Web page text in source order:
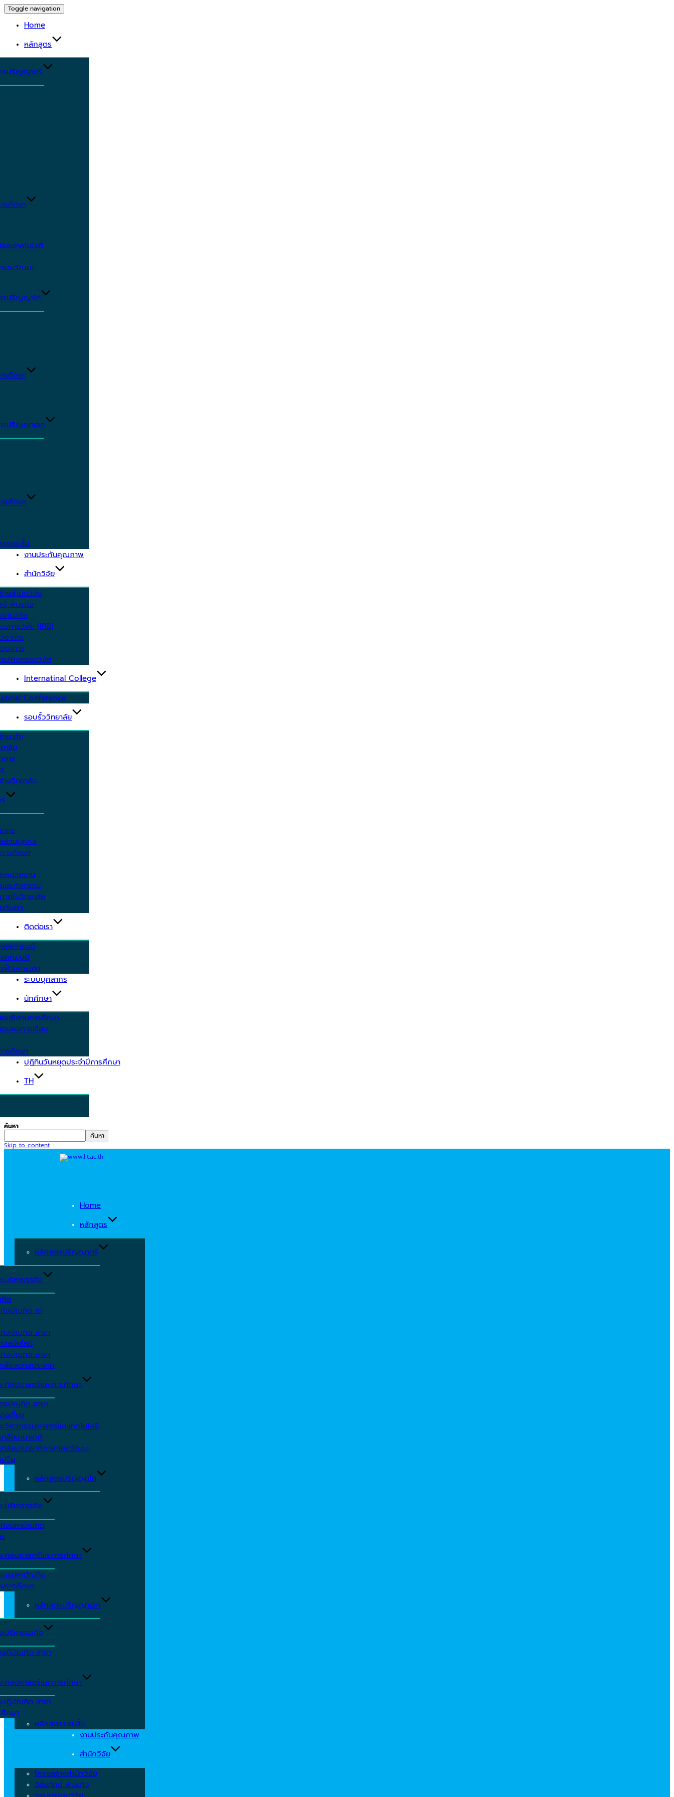
Toggle navigation
Home
หลักสูตร
รปริญญาตรี
รศึกษา
ะเทคโนโลยี
และวัฒนะ
รปริญญาโท
รศึกษา
รปริญญาเอก
รศึกษา
ระยะสั้น
งานประกันคุณภาพ
สำนักวิจัย
างสำนักวิจัย
น์ พันธกิจ
งานวิจัย
มการวิจัย (IRB)
ชาการ
ชาการ
ร/กิจกรรมวิจัย
Internatinal College
Conference
รอบรั้ววิทยาลัย
ทยาลัย
าลัย
การ
างวิทยาลัย
กร
ส่วนบุคคล
ารศึกษา
หน่วยงาน
และกิจกรรม
าศในวิทยาลัย
กับเรา
ติดต่อเรา
อธิการบดี
คณะบดี
ฝ่ายการเงิน
ระบบบุคลากร
นักศึกษา
บชิงทุนการศึกษา
บผลการเรียน
รศึกษา
ปฏิทินวันหยุดประจำปีการศึกษา
TH
ค้นหา
ค้นหา
Skip to content
Home
หลักสูตร
หลักสูตรปริญญาตรี
บริหารธุรกิจ
ต
กิจบัณฑิต สา
จบัณฑิต สาขา
จสมัยใหม่
จบัณฑิต สาขา
ระหว่างประเทศ
ศิลปศาสตร์และการศึกษา
รบัณฑิต สาขา
งเที่ยว
วิศวกรรมศาสตร์และเทคโนโลยี
ลัยนานาชาติ
ลัยนานาชาติภาษาและวัฒนะ
มจีน
หลักสูตรปริญญาโท
บริหารธุรกิจ
กิจมหาบัณฑิต
ศิลปศาสตร์และการศึกษา
ตรมหาบัณฑิต
การศึกษา
หลักสูตรปริญญาเอก
บริหารธุจกิจ
ฎีบัณฑิต สาขา
ศิลปศาสตร์และการศึกษา
ฎีบัณฑิต สาขา
ศึกษา
หลักสูตรระยะสั้น
งานประกันคุณภาพ
สำนักวิจัย
โครงสร้างสำนักวิจัย
วิสัยทัศน์ พันธกิจ